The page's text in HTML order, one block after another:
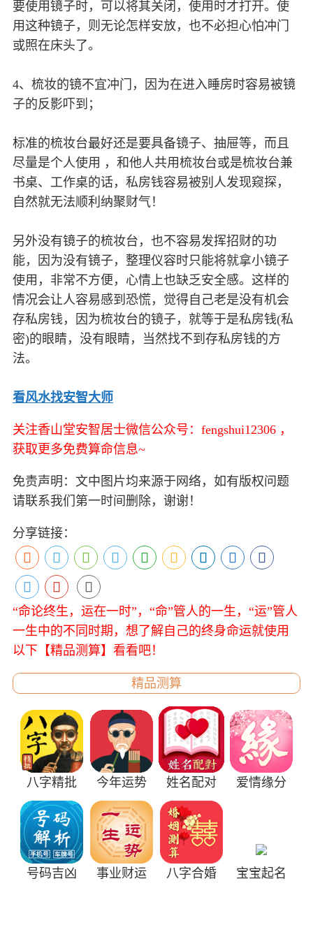
要使用镜子时，可以将其关闭，使用时才打开。使
用这种镜子，则无论怎样安放，也不必担心怕冲门
或照在床头了。
4、梳妆的镜不宜冲门，因为在进入睡房时容易被镜
子的反影吓到；
标准的梳妆台最好还是要具备镜子、抽屉等，而且
尽量是个人使用 ，和他人共用梳妆台或是梳妆台兼
书桌、工作桌的话，私房钱容易被别人发现窥探，
自然就无法顺利纳聚财气！
另外没有镜子的梳妆台，也不容易发挥招财的功
能，因为没有镜子，整理仪容时只能将就拿小镜子
使用，非常不方便，心情上也缺乏安全感。这样的
情况会让人容易感到恐慌，觉得自己老是没有机会
存私房钱，因为梳妆台的镜子，就等于是私房钱(私
密)的眼睛，没有眼睛，当然找不到存私房钱的方
法。
看风水找安智大师
关注香山堂安智居士微信公众号：fengshui12306 ，
获取更多免费算命信息~
免责声明：文中图片均来源于网络，如有版权问题
请联系我们第一时间删除，谢谢！
分享链接：
“命论终生，运在一时”，“命”管人的一生，“运”管人
一生中的不同时期，想了解自己的终身命运就使用
以下【精品测算】看看吧！
精品测算
八字精批 今年运势 姓名配对 爱情缘分
号码吉凶 事业财运 八字合婚 宝宝起名